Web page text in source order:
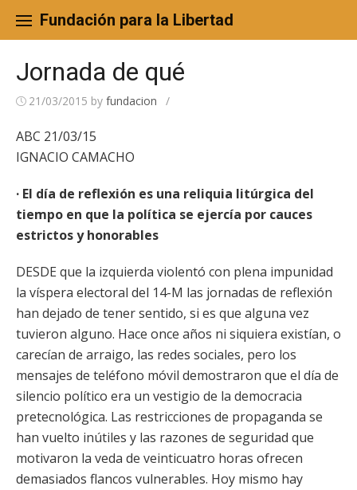
content
Fundación para la Libertad
Jornada de qué
21/03/2015 by fundacion /
ABC 21/03/15
IGNACIO CAMACHO
· El día de reflexión es una reliquia litúrgica del
tiempo en que la política se ejercía por cauces
estrictos y honorables
DESDE que la izquierda violentó con plena impunidad
la víspera electoral del 14-M las jornadas de reflexión
han dejado de tener sentido, si es que alguna vez
tuvieron alguno. Hace once años ni siquiera existían, o
carecían de arraigo, las redes sociales, pero los
mensajes de teléfono móvil demostraron que el día de
silencio político era un vestigio de la democracia
pretecnológica. Las restricciones de propaganda se
han vuelto inútiles y las razones de seguridad que
motivaron la veda de veinticuatro horas ofrecen
demasiados flancos vulnerables. Hoy mismo hay